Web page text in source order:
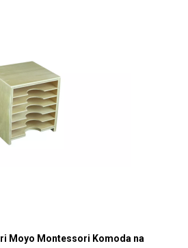
Moyo Montessori Komoda na